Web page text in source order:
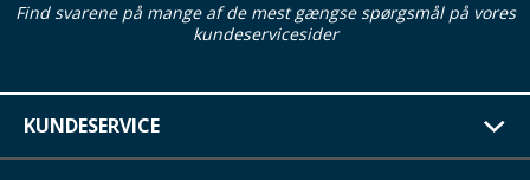
Find svarene på mange af de mest gængse spørgsmål på vores
kundeservicesider
KUNDESERVICE